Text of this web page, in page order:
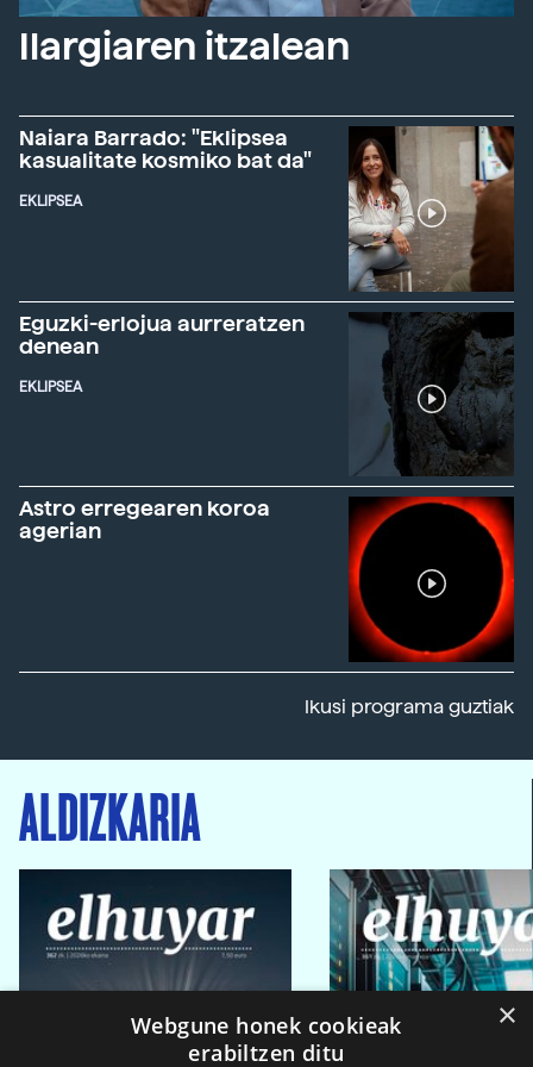
Ilargiaren itzalean
Naiara Barrado: "Eklipsea
kasualitate kosmiko bat da"
EKLIPSEA
Eguzki-erlojua aurreratzen
denean
EKLIPSEA
Astro erregearen koroa
agerian
Ikusi programa guztiak
ALDIZKARIA
×
Webgune honek cookieak
erabiltzen ditu